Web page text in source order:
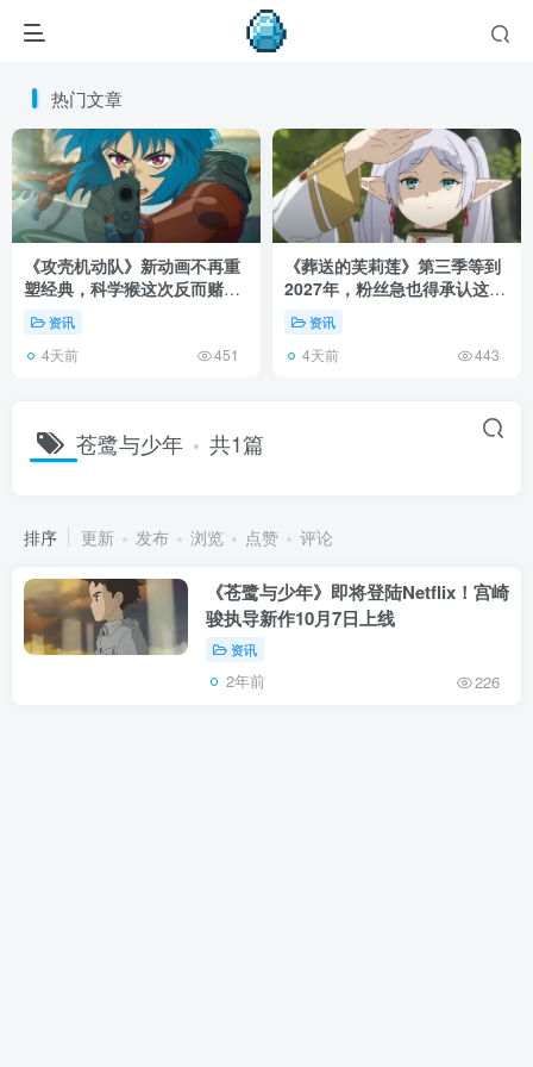
热门文章
《攻壳机动队》新动画不再重
塑经典，科学猴这次反而赌对
了！资讯
4天前 451
《葬送的芙莉莲》第三季等到
2027年，粉丝急也得承认这次
慢得有道理！
资讯
4天前 443
苍鹭与少年 共1篇
排序 更新 发布 浏览 点赞 评论
《苍鹭与少年》即将登陆Netflix！宫崎
骏执导新作10月7日上线
资讯
2年前 226